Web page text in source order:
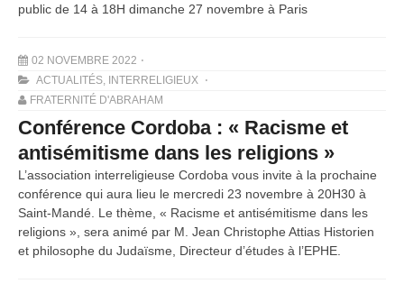
public de 14 à 18H dimanche 27 novembre à Paris
02 NOVEMBRE 2022
ACTUALITÉS, INTERRELIGIEUX
FRATERNITÉ D'ABRAHAM
Conférence Cordoba : « Racisme et
antisémitisme dans les religions »
L’association interreligieuse Cordoba vous invite à la prochaine
conférence qui aura lieu le mercredi 23 novembre à 20H30 à
Saint-Mandé. Le thème, « Racisme et antisémitisme dans les
religions », sera animé par M. Jean Christophe Attias Historien
et philosophe du Judaïsme, Directeur d’études à l’EPHE.